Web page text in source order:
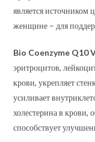
является
женщине – для
Bio Coenzyme Q10
эритроцитов,
крови, укрепляет
усиливает
холестерина в крови,
способствует